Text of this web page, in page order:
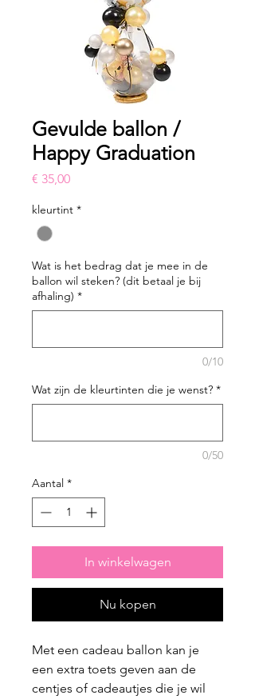
Gevulde ballon /
Happy Graduation
€ 35,00Prijs
kleurtint *
Wat is het bedrag dat je mee in de
ballon wil steken? (dit betaal je bij
afhaling) *
0/10
Wat zijn de kleurtinten die je wenst? *
0/50
Aantal *
In winkelwagen
Nu kopen
Met een cadeau ballon kan je
een extra toets geven aan de
centjes of cadeautjes die je wil